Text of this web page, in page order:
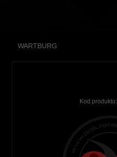
WARTBURG
Kod produktu: